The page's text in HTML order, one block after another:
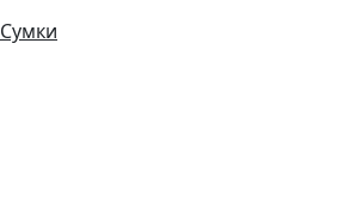
Сумки